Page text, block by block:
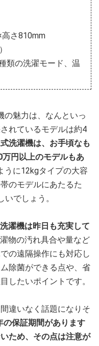
さ810mm
類の洗濯モード、温
の魅力は、なんといっ
れているモデルは約4
洗濯機は、お手頃なも
円以上のモデルもあ
うに12kgタイプの大容
のモデルにあたるた
でしょう。
濯機は昨日も充実して
物の汚れ具合や量など
の遠隔操作にも対応し
除菌ができる点や、省
したいポイントです。
違いなく話題になりそ
の保証期間があります
ため、その点は注意が